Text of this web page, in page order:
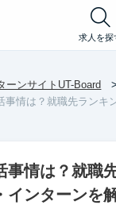
求人を探
ーンサイトUT-Board
事情は？就職先ランキ
事情は？就職
インターンを